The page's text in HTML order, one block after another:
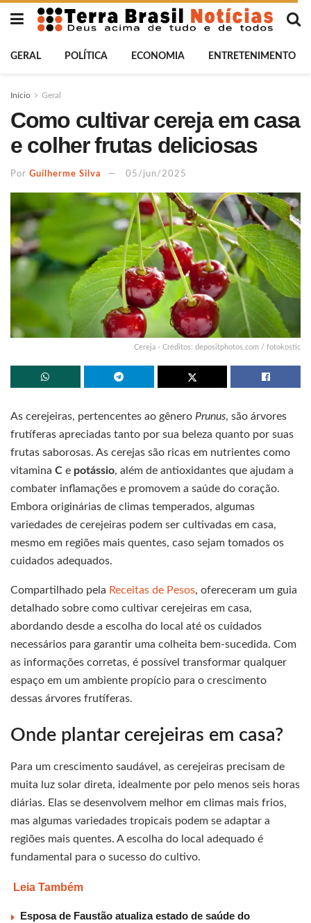
GERAL POLÍTICA ECONOMIA ENTRETENIMENTO
Início Geral
Como cultivar cereja em casa
e colher frutas deliciosas
Por Guilherme Silva 05/jun/2025
Cereja - Créditos: depositphotos.com / fotokostic
As cerejeiras, pertencentes ao gênero Prunus, são árvores
frutíferas apreciadas tanto por sua beleza quanto por suas
frutas saborosas. As cerejas são ricas em nutrientes como
vitamina C e potássio, além de antioxidantes que ajudam a
combater inflamações e promovem a saúde do coração.
Embora originárias de climas temperados, algumas
variedades de cerejeiras podem ser cultivadas em casa,
mesmo em regiões mais quentes, caso sejam tomados os
cuidados adequados.
Compartilhado pela Receitas de Pesos, ofereceram um guia
detalhado sobre como cultivar cerejeiras em casa,
abordando desde a escolha do local até os cuidados
necessários para garantir uma colheita bem-sucedida. Com
as informações corretas, é possível transformar qualquer
espaço em um ambiente propício para o crescimento
dessas árvores frutíferas.
Onde plantar cerejeiras em casa?
Para um crescimento saudável, as cerejeiras precisam de
muita luz solar direta, idealmente por pelo menos seis horas
diárias. Elas se desenvolvem melhor em climas mais frios,
mas algumas variedades tropicais podem se adaptar a
regiões mais quentes. A escolha do local adequado é
fundamental para o sucesso do cultivo.
Leia Também
Esposa de Faustão atualiza estado de saúde do